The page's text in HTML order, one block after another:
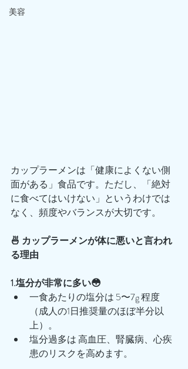
美容
カップラーメンは「健康によくない側
面がある」食品です。ただし、「絶対
に食べてはいけない」というわけでは
なく、頻度やバランスが大切です。
🍜 カップラーメンが体に悪いと言われ
る理由
1.塩分が非常に多い😳
一食あたりの塩分は 5〜7g 程度
（成人の1日推奨量のほぼ半分以
上）。
塩分過多は 高血圧、腎臓病、心疾
患のリスクを高めます。